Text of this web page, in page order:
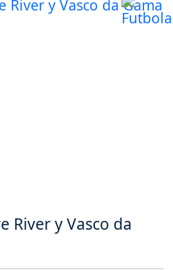
River y Vasco da